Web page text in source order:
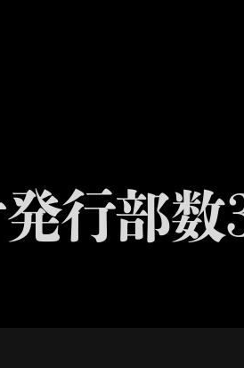
映
刊行情報
行部